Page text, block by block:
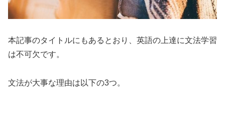
本記事のタイトルにもあるとおり、英語の上達に文法学習
は不可欠です。
文法が大事な理由は以下の3つ。